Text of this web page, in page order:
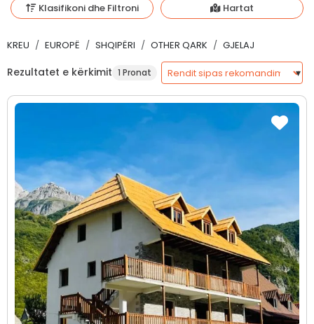
Klasifikoni dhe Filtroni Hartat
KREU EUROPË SHQIPËRI OTHER QARK GJELAJ
Rezultatet e kërkimit 1 Pronat